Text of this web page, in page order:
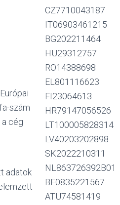
CZ7710043187
IT06903461215
BG202211464
HU29312757
RO14388698
EL801116623
FI23064613
HR79147056526
LT100005828314
LV40203202898
SK2022210311
NL863726392B01
BE0835221567
ATU74581419
szám
cég
adatok